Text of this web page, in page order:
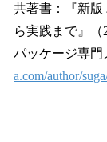
共著書：『新
ら実践まで』（
パッケージ専
a.com/author/